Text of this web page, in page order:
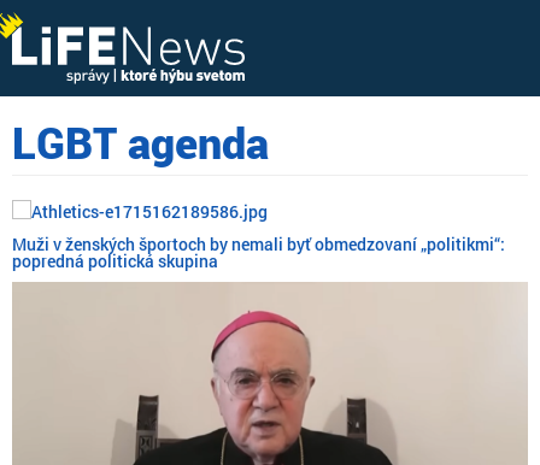
LGBT agenda
Muži v ženských športoch by nemali byť obmedzovaní „politikmi“:
popredná politická skupina